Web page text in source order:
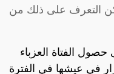
التعرف على ذلك من
الفتاة العزباء
في عيشها في الفترة